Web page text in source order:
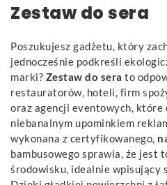
Zestaw do sera
Poszukujesz gadżetu, który
jednocześnie podkreśli
marki? Zestaw do sera to
restauratorów, hoteli, firm
oraz agencji eventowych, które
niebanalnym upominkiem
wykonana z certyfikowanego,
bambusowego sprawia, że jest
środowisku, idealnie wpisujący